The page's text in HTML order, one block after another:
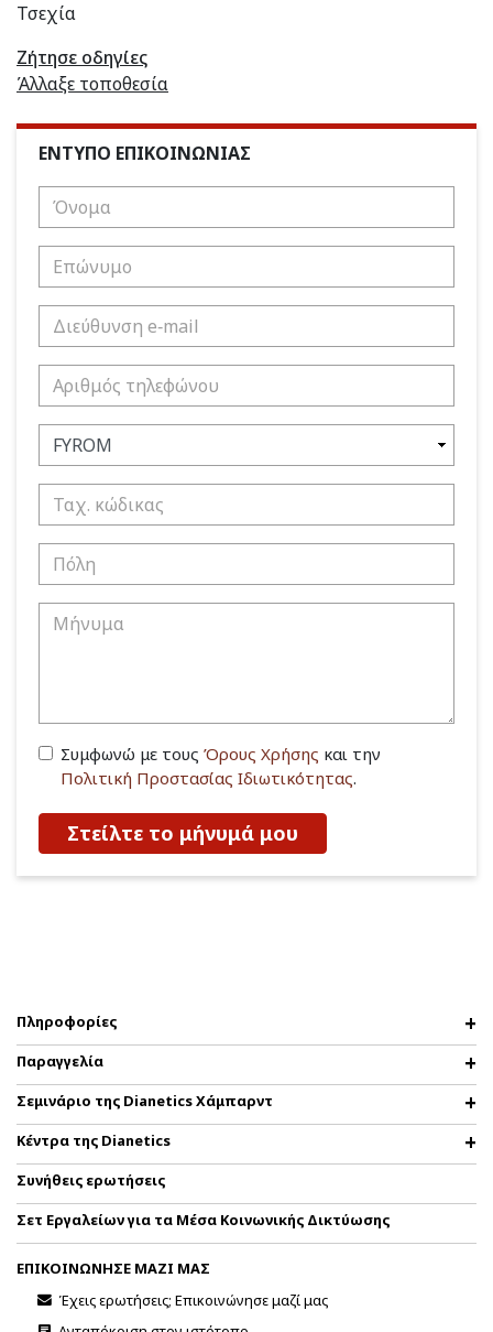
Τσεχία
Ζήτησε οδηγίες
Άλλαξε τοποθεσία
ΕΝΤΥΠΟ ΕΠΙΚΟΙΝΩΝΙΑΣ
Συμφωνώ με τους Όρους Χρήσης και την
Πολιτική Προστασίας Ιδιωτικότητας.
Στείλτε το μήνυμά μου
Πληροφορίες
Παραγγελία
Σεμινάριο της Dianetics Χάμπαρντ
Κέντρα της Dianetics
Συνήθεις ερωτήσεις
Σετ Εργαλείων για τα Μέσα Κοινωνικής Δικτύωσης
ΕΠΙΚΟΙΝΩΝΗΣΕ ΜΑΖΙ ΜΑΣ
Έχεις ερωτήσεις; Επικοινώνησε μαζί μας